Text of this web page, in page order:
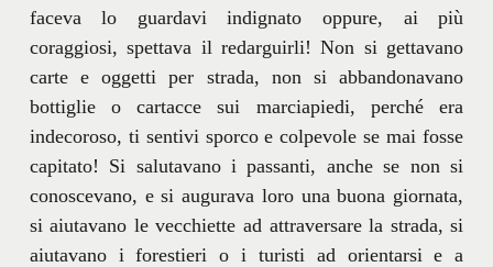
faceva lo guardavi indignato oppure, ai più
coraggiosi, spettava il redarguirli! Non si gettavano
carte e oggetti per strada, non si abbandonavano
bottiglie o cartacce sui marciapiedi, perché era
indecoroso, ti sentivi sporco e colpevole se mai fosse
capitato! Si salutavano i passanti, anche se non si
conoscevano, e si augurava loro una buona giornata,
si aiutavano le vecchiette ad attraversare la strada, si
aiutavano i forestieri o i turisti ad orientarsi e a